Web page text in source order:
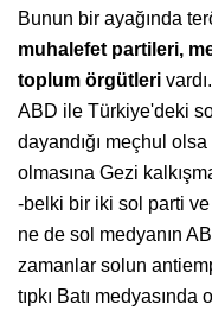
Bunun bir ayağında
muhalefet partileri,
toplum örgütleri
ABD ile Türkiye'deki
dayandığı meçhul
olmasına Gezi
-belki bir iki sol parti
ne de sol medyanın
zamanlar solun
tıpkı Batı